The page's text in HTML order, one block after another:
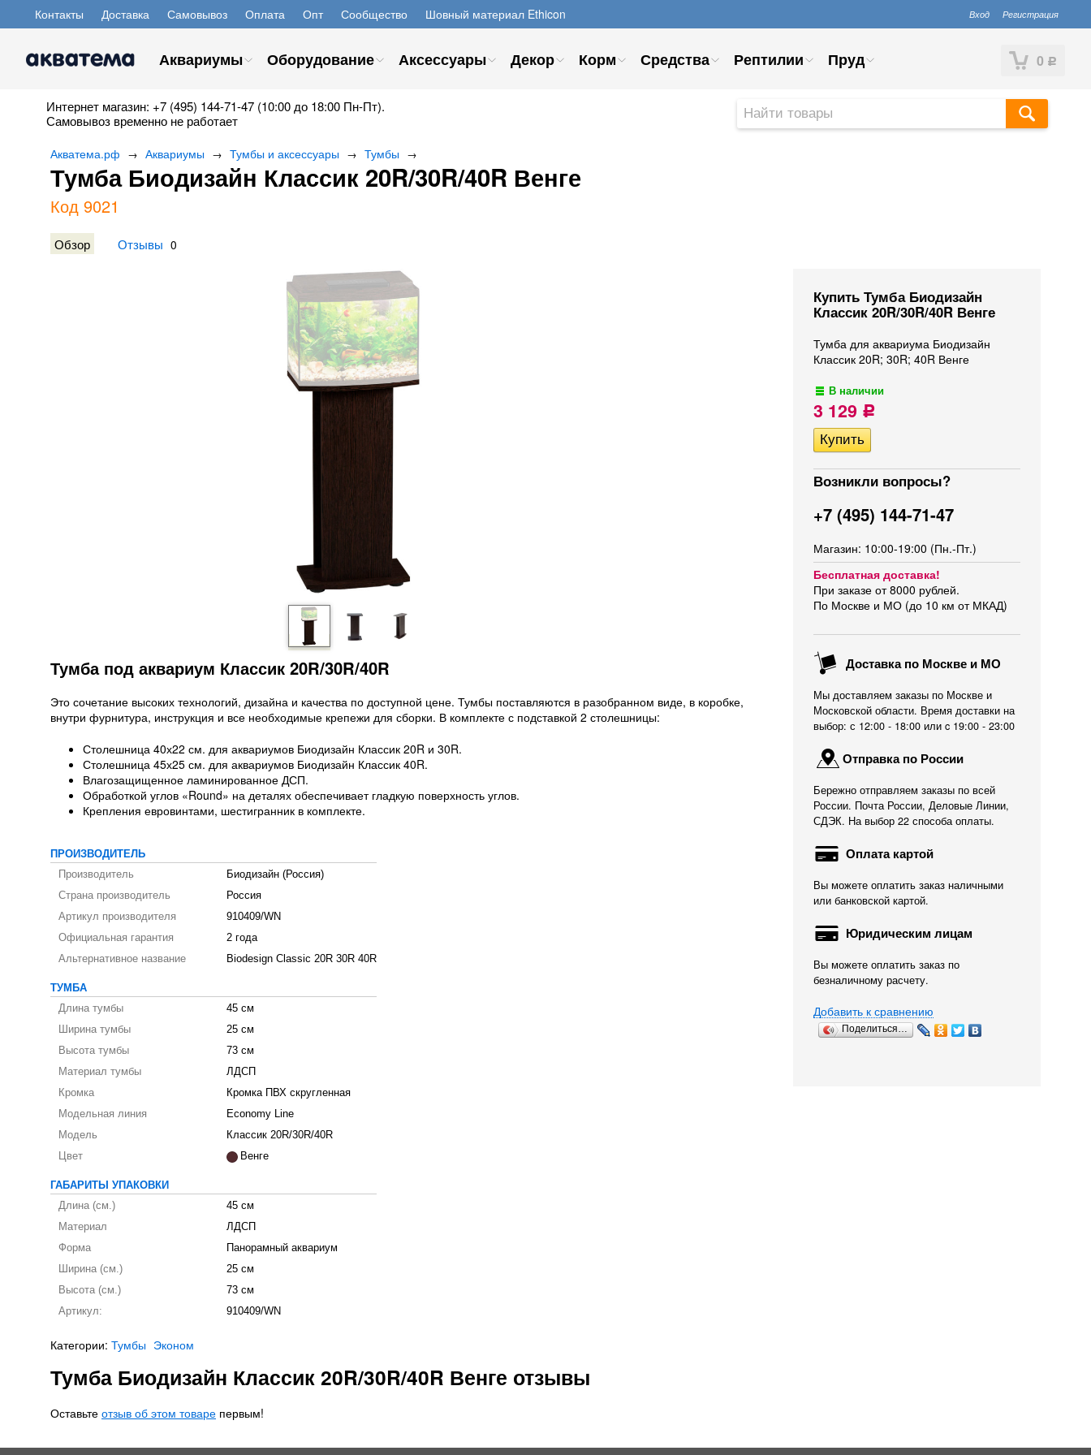
Контакты Доставка Самовывоз Оплата Опт Сообщество Шовный материал Ethicon Вход Регистрация
0 Р
Аквариумы Оборудование Аксессуары Декор Корм Средства Рептилии Пруд
Интернет магазин: +7 (495) 144-71-47 (10:00 до 18:00 Пн-Пт).
Самовывоз временно не работает
Акватема.рф → Аквариумы → Тумбы и аксессуары → Тумбы →
Тумба Биодизайн Классик 20R/30R/40R Венге
Код 9021
Обзор Отзывы 0
Купить Тумба Биодизайн
Классик 20R/30R/40R Венге
Тумба для аквариума Биодизайн
Классик 20R; 30R; 40R Венге
В наличии
3 129 Р
Возникли вопросы?
+7 (495) 144-71-47
Магазин: 10:00-19:00 (Пн.-Пт.)
Бесплатная доставка!
При заказе от 8000 рублей.
По Москве и МО (до 10 км от МКАД)
Доставка по Москве и МО
Мы доставляем заказы по Москве и
Московской области. Время доставки на
выбор: с 12:00 - 18:00 или c 19:00 - 23:00
Отправка по России
Бережно отправляем заказы по всей
России. Почта России, Деловые Линии,
СДЭК. На выбор 22 способа оплаты.
Оплата картой
Вы можете оплатить заказ наличными
или банковской картой.
Юридическим лицам
Вы можете оплатить заказ по
безналичному расчету.
Добавить к сравнению
Поделиться…
Тумба под аквариум Классик 20R/30R/40R
Это сочетание высоких технологий, дизайна и качества по доступной цене. Тумбы поставляются в разобранном виде, в коробке,
внутри фурнитура, инструкция и все необходимые крепежи для сборки. В комплекте с подставкой 2 столешницы:
Столешница 40х22 см. для аквариумов Биодизайн Классик 20R и 30R.
Столешница 45х25 см. для аквариумов Биодизайн Классик 40R.
Влагозащищенное ламинированное ДСП.
Обработкой углов «Round» на деталях обеспечивает гладкую поверхность углов.
Крепления евровинтами, шестигранник в комплекте.
ПРОИЗВОДИТЕЛЬ
Производитель
Биодизайн (Россия)
Страна производитель
Россия
Артикул производителя
910409/WN
Официальная гарантия
2 года
Альтернативное название
Biodesign Classic 20R 30R 40R
ТУМБА
Длина тумбы
45 см
Ширина тумбы
25 см
Высота тумбы
73 см
Материал тумбы
ЛДСП
Кромка
Кромка ПВХ скругленная
Модельная линия
Economy Line
Модель
Классик 20R/30R/40R
Цвет
Венге
ГАБАРИТЫ УПАКОВКИ
Длина (см.)
45 см
Материал
ЛДСП
Форма
Панорамный аквариум
Ширина (см.)
25 см
Высота (см.)
73 см
Артикул:
910409/WN
Категории: Тумбы Эконом
Тумба Биодизайн Классик 20R/30R/40R Венге отзывы
Оставьте отзыв об этом товаре первым!